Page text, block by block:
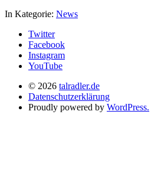
In Kategorie: News
Twitter
Facebook
Instagram
YouTube
© 2026 talradler.de
Datenschutzerklärung
Proudly powered by WordPress.